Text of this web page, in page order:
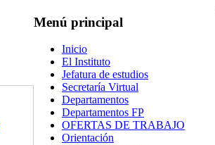
Menú principal
Inicio
El Instituto
Jefatura de estudios
Secretaría Virtual
Departamentos
Departamentos FP
OFERTAS DE TRABAJO
Orientación